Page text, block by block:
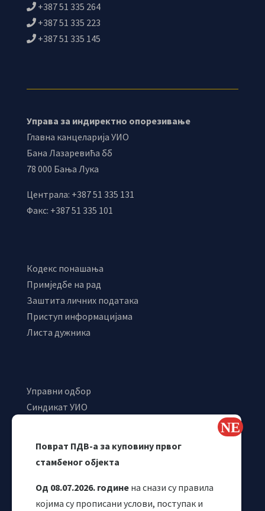
Поврат ПДВ-а за куповину првог
стамбеног објекта
Од 08.07.2026. године на снази су правила
којима су прописани услови, поступак и
+387 51 335 264
+387 51 335 223
+387 51 335 145
Управа за индиректно опорезивање
Главна канцеларија УИО
Бана Лазаревића бб
78 000 Бања Лука
Централа: +387 51 335 131
Факс: +387 51 335 101
Кодекс понашања
Примједбе на рад
Заштита личних података
Приступ информацијама
Листа дужника
Управни одбор
Синдикат УИО
Одјељење за макроекономску анализу